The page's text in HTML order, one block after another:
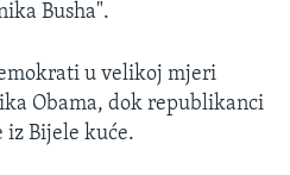
Busha".
u velikoj mjeri
Obama, dok republikanci
iz Bijele kuće.